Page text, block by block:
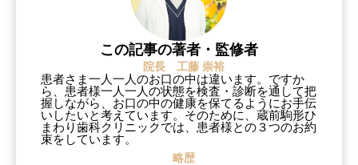
この記事の著者・監修者
院長 工藤 崇裕
患者さま一人一人のお口の中は違います。ですか
ら、患者様一人一人の状態を検査・診断を通して把
握しながら、お口の中の健康を保てるようにお手伝
いしたいと考えています。そのために、蔵前駒形ひ
まわり歯科クリニックでは、患者様との３つのお約
束をしています。
略歴